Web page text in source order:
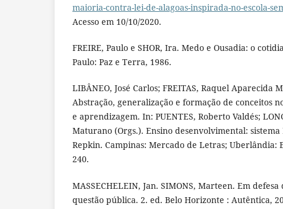
maioria-contra-lei-de-alagoas-inspirada-no-escola-
Acesso em 10/10/2020.
FREIRE, Paulo e SHOR, Ira. Medo e Ousadia: o
Paulo: Paz e Terra, 1986.
LIBÂNEO, José Carlos; FREITAS, Raquel Aparecida
Abstração, generalização e formação de conceitos
e aprendizagem. In: PUENTES, Roberto Valdés;
Maturano (Orgs.). Ensino desenvolvimental:
Repkin. Campinas: Mercado de Letras; Uberlândia:
240.
MASSECHELEIN, Jan. SIMONS, Marteen. Em defesa
questão pública. 2. ed. Belo Horizonte : Autêntica,